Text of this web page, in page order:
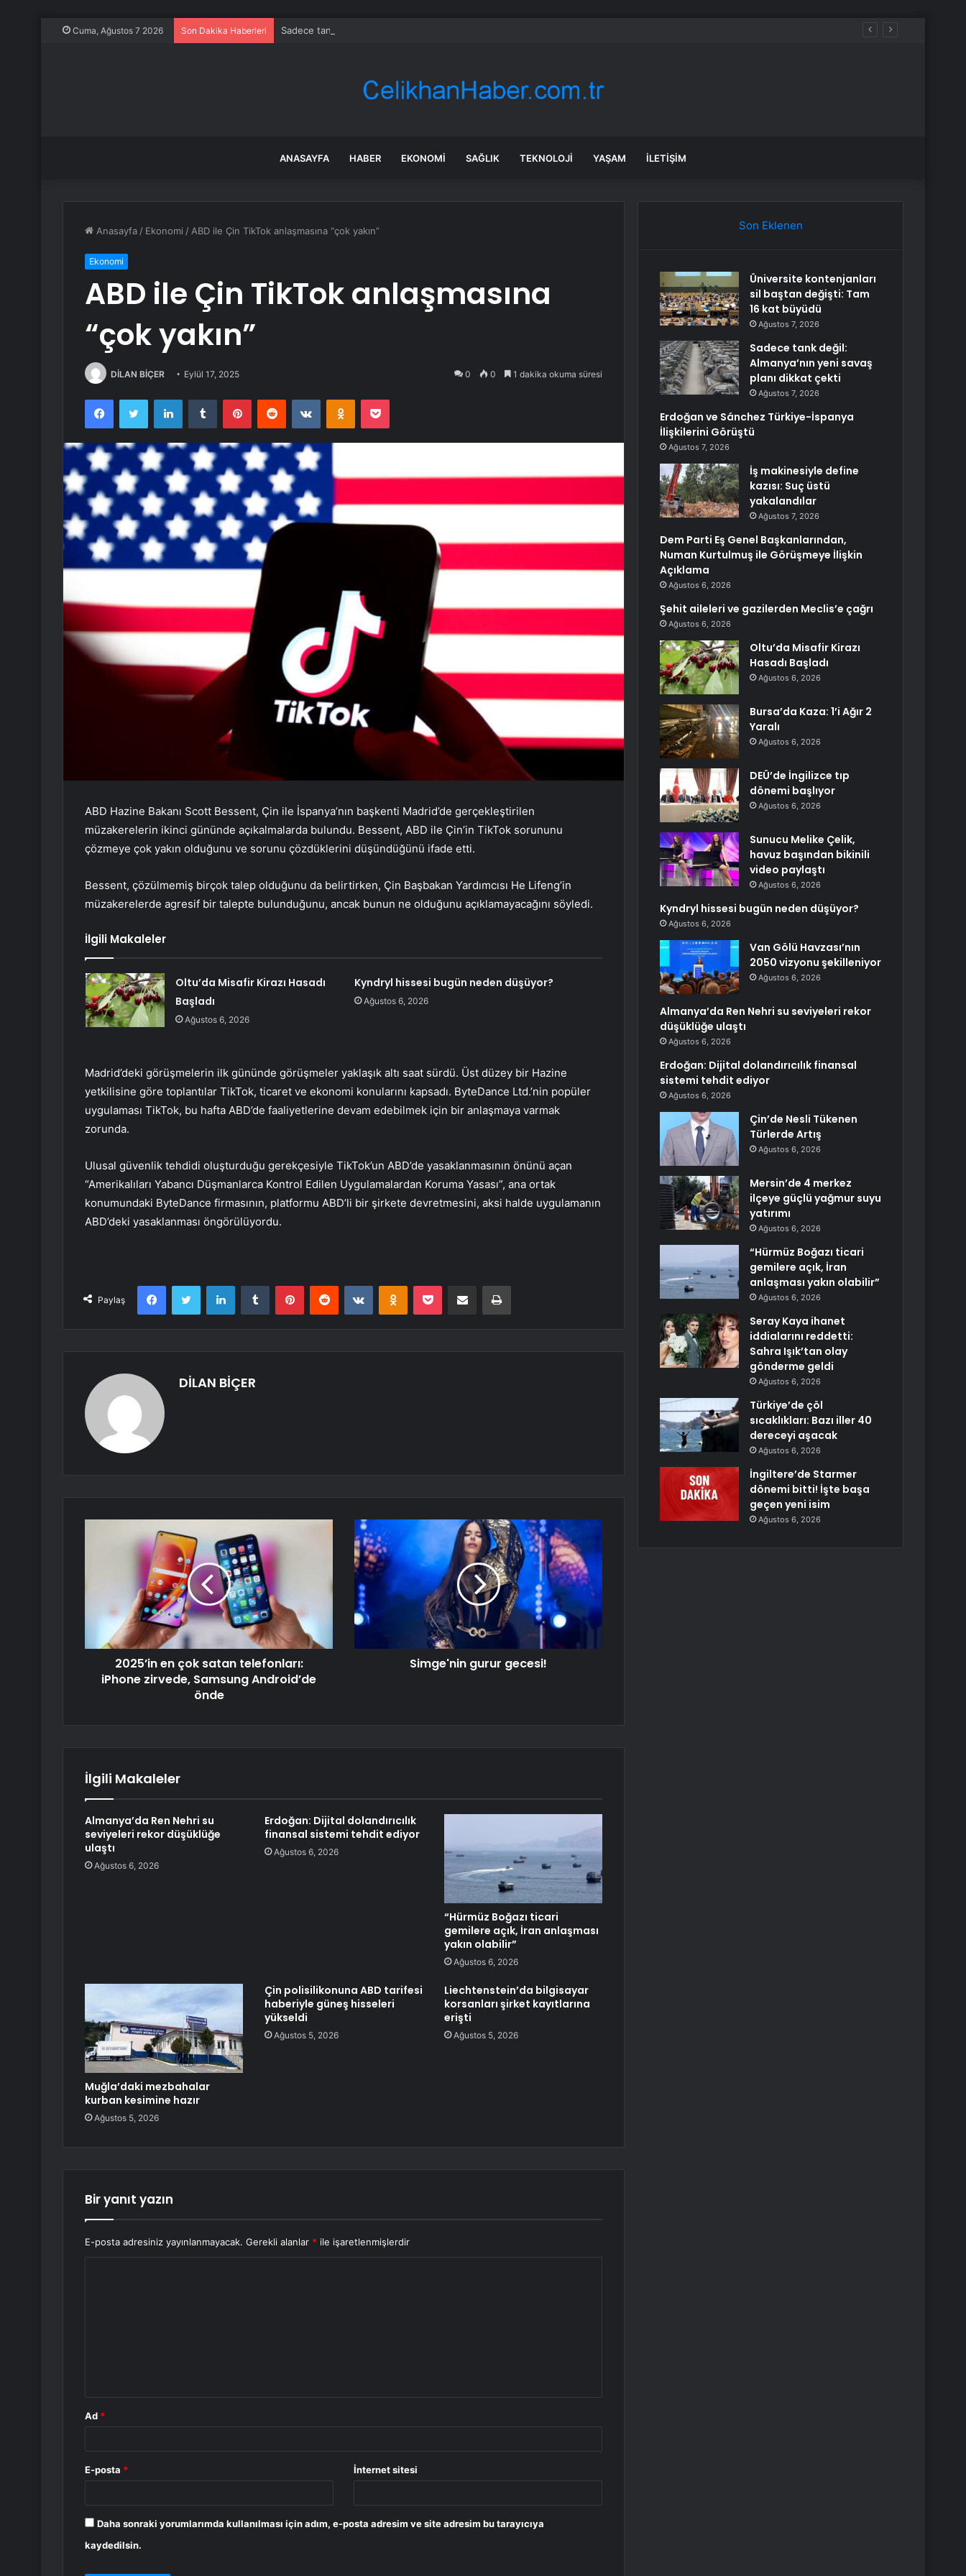
Cuma, Ağustos 7 2026 Son Dakika Haberleri Sadece tank değil: Almanya’nın yeni savaş planı dikkat çekti
ANASAYFA HABER EKONOMI SAĞLIK TEKNOLOJI YAŞAM İLETIŞIM
Anasayfa / Ekonomi / ABD ile Çin TikTok anlaşmasına “çok yakın”
Ekonomi
ABD ile Çin TikTok anlaşmasına
“çok yakın”
DİLAN BİÇER Eylül 17, 2025 0 0 1 dakika okuma süresi
FacebookTwitter LinkedInTumblr PinterestReddit VKontakteOdnoklassniki
Pocket
ABD Hazine Bakanı Scott Bessent, Çin ile İspanya’nın başkenti Madrid’de gerçekleştirilen
müzakerelerin ikinci gününde açıkalmalarda bulundu. Bessent, ABD ile Çin’in TikTok sorununu
çözmeye çok yakın olduğunu ve sorunu çözdüklerini düşündüğünü ifade etti.
Bessent, çözülmemiş birçok talep olduğunu da belirtirken, Çin Başbakan Yardımcısı He Lifeng’in
müzakerelerde agresif bir talepte bulunduğunu, ancak bunun ne olduğunu açıklamayacağını söyledi.
İlgili Makaleler
Oltu’da Misafir Kirazı Hasadı
Başladı
Ağustos 6, 2026
Kyndryl hissesi bugün neden düşüyor?
Ağustos 6, 2026
Madrid’deki görüşmelerin ilk gününde görüşmeler yaklaşık altı saat sürdü. Üst düzey bir Hazine
yetkilisine göre toplantılar TikTok, ticaret ve ekonomi konularını kapsadı. ByteDance Ltd.’nin popüler
uygulaması TikTok, bu hafta ABD’de faaliyetlerine devam edebilmek için bir anlaşmaya varmak
zorunda.
Ulusal güvenlik tehdidi oluşturduğu gerekçesiyle TikTok’un ABD’de yasaklanmasının önünü açan
“Amerikalıları Yabancı Düşmanlarca Kontrol Edilen Uygulamalardan Koruma Yasası”, ana ortak
konumundaki ByteDance firmasının, platformu ABD’li bir şirkete devretmesini, aksi halde uygulamanın
ABD’deki yasaklanması öngörülüyordu.
Paylaş
FacebookTwitter LinkedInTumblr PinterestReddit VKontakteOdnoklassniki
Pocket E-Posta ile paylaş Yazdır
DİLAN BİÇER
2025’in en çok satan telefonları:
iPhone zirvede, Samsung Android’de
önde
Simge'nin gurur gecesi!
İlgili Makaleler
Almanya’da Ren Nehri su
seviyeleri rekor düşüklüğe
ulaştı
Ağustos 6, 2026
Erdoğan: Dijital dolandırıcılık
finansal sistemi tehdit ediyor
Ağustos 6, 2026
“Hürmüz Boğazı ticari
gemilere açık, İran anlaşması
yakın olabilir”
Ağustos 6, 2026
Muğla’daki mezbahalar
kurban kesimine hazır
Ağustos 5, 2026
Çin polisilikonuna ABD tarifesi
haberiyle güneş hisseleri
yükseldi
Ağustos 5, 2026
Liechtenstein’da bilgisayar
korsanları şirket kayıtlarına
erişti
Ağustos 5, 2026
Bir yanıt yazın
E-posta adresiniz yayınlanmayacak. Gerekli alanlar * ile işaretlenmişlerdir
Ad *
E-posta * İnternet sitesi
Daha sonraki yorumlarımda kullanılması için adım, e-posta adresim ve site adresim bu tarayıcıya
kaydedilsin.
Son Eklenen
Üniversite kontenjanları
sil baştan değişti: Tam
16 kat büyüdü
Ağustos 7, 2026
Sadece tank değil:
Almanya’nın yeni savaş
planı dikkat çekti
Ağustos 7, 2026
Erdoğan ve Sánchez Türkiye-İspanya
İlişkilerini Görüştü
Ağustos 7, 2026
İş makinesiyle define
kazısı: Suç üstü
yakalandılar
Ağustos 7, 2026
Dem Parti Eş Genel Başkanlarından,
Numan Kurtulmuş ile Görüşmeye İlişkin
Açıklama
Ağustos 6, 2026
Şehit aileleri ve gazilerden Meclis’e çağrı
Ağustos 6, 2026
Oltu’da Misafir Kirazı
Hasadı Başladı
Ağustos 6, 2026
Bursa’da Kaza: 1’i Ağır 2
Yaralı
Ağustos 6, 2026
DEÜ’de İngilizce tıp
dönemi başlıyor
Ağustos 6, 2026
Sunucu Melike Çelik,
havuz başından bikinili
video paylaştı
Ağustos 6, 2026
Kyndryl hissesi bugün neden düşüyor?
Ağustos 6, 2026
Van Gölü Havzası’nın
2050 vizyonu şekilleniyor
Ağustos 6, 2026
Almanya’da Ren Nehri su seviyeleri rekor
düşüklüğe ulaştı
Ağustos 6, 2026
Erdoğan: Dijital dolandırıcılık finansal
sistemi tehdit ediyor
Ağustos 6, 2026
Çin’de Nesli Tükenen
Türlerde Artış
Ağustos 6, 2026
Mersin’de 4 merkez
ilçeye güçlü yağmur suyu
yatırımı
Ağustos 6, 2026
“Hürmüz Boğazı ticari
gemilere açık, İran
anlaşması yakın olabilir”
Ağustos 6, 2026
Seray Kaya ihanet
iddialarını reddetti:
Sahra Işık’tan olay
gönderme geldi
Ağustos 6, 2026
Türkiye’de çöl
sıcaklıkları: Bazı iller 40
dereceyi aşacak
Ağustos 6, 2026
İngiltere’de Starmer
dönemi bitti! İşte başa
geçen yeni isim
Ağustos 6, 2026